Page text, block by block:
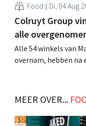
Food Di, 04 Aug
Colruyt Group
alle
Alle 54 winkels van
overnam, hebben
.MEER OVER...